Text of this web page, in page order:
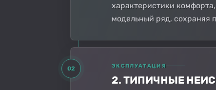
характеристики
модельный ряд, сохраняя
02 ЭКСПЛУАТАЦИЯ
2. ТИПИЧНЫЕ